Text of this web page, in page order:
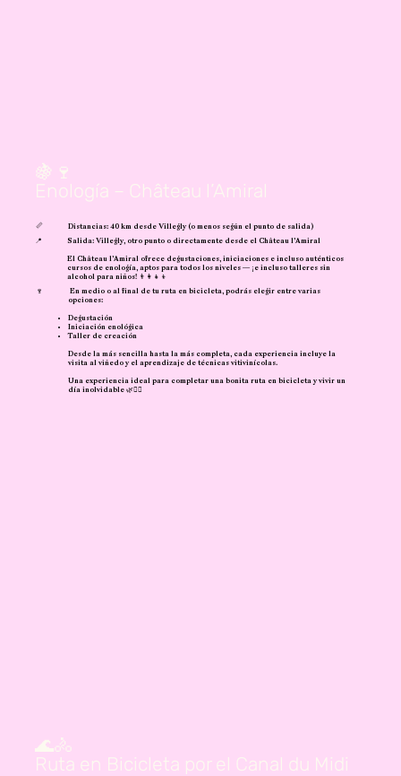
🍇🍷
Enología – Château l’Amiral
📏
Distancias: 40 km desde Villegly (o menos según el punto de salida)
📍
Salida: Villegly, otro punto o directamente desde el Château l’Amiral
El Château l’Amiral ofrece degustaciones, iniciaciones e incluso auténticos
cursos de enología, aptos para todos los niveles — ¡e incluso talleres sin
alcohol para niños! 👨‍👩‍👧‍👦
🍷
En medio o al final de tu ruta en bicicleta, podrás elegir entre varias
opciones:
Degustación
Iniciación enológica
Taller de creación
Desde la más sencilla hasta la más completa, cada experiencia incluye la
visita al viñedo y el aprendizaje de técnicas vitivinícolas.
Una experiencia ideal para completar una bonita ruta en bicicleta y vivir un
día inolvidable 🌿🚴‍♀️
🌊🚴
Ruta en Bicicleta por el Canal du Midi